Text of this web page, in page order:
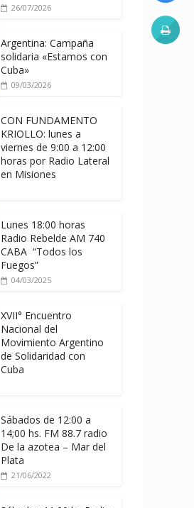
26/07/2026
Argentina: Campaña
solidaria «Estamos con
Cuba»
09/03/2026
CON FUNDAMENTO
KRIOLLO: lunes a
viernes de 9:00 a 12:00
horas por Radio Lateral
en Misiones
Lunes 18:00 horas
Radio Rebelde AM 740
CABA “Todos los
Fuegos”
04/03/2025
XVII° Encuentro
Nacional del
Movimiento Argentino
de Solidaridad con
Cuba
Sábados de 12:00 a
14;00 hs. FM 88.7 radio
De la azotea – Mar del
Plata
21/06/2022